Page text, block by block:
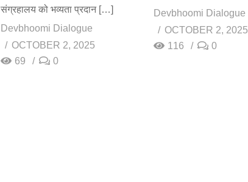
संग्रहालय को भव्यता प्रदान […]
Devbhoomi Dialogue
OCTOBER 2, 2025
69
0
Devbhoomi Dialogue
OCTOBER 2, 2025
116
0